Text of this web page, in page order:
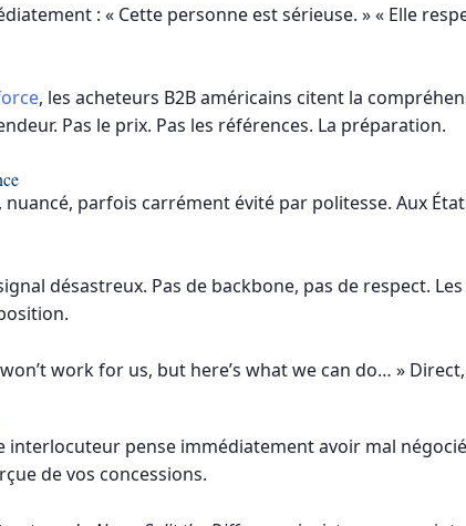
: « Cette personne est sérieuse. » « Elle
, les acheteurs B2B américains citent la
Pas le prix. Pas les références. La préparation.
parfois carrément évité par politesse. Aux
désastreux. Pas de backbone, pas de respect.
work for us, but here’s what we can do… »
interlocuteur pense immédiatement avoir mal
de vos concessions.